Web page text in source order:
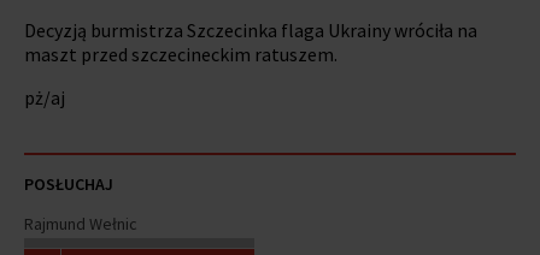
Decyzją burmistrza Szczecinka flaga Ukrainy wróciła na
maszt przed szczecineckim ratuszem.
pż/aj
POSŁUCHAJ
Rajmund Wełnic